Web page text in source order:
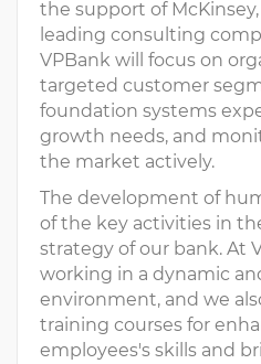
the support of
leading consulting
VPBank will focus on
targeted customer
foundation systems
growth needs, and
the market actively.
The development of
of the key activities in
strategy of our bank. At
working in a dynamic
environment, and we
training courses for
employees's skills and